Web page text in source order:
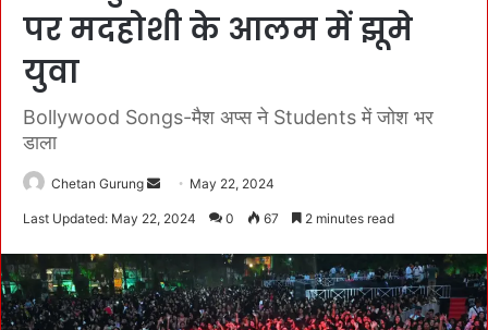
पर मदहोशी के आलम में झूमे
युवा
Bollywood Songs-मैश अप्स ने Students में जोश भर
डाला
Chetan Gurung
a
n
May 22, 2024
Last Updated: May 22, 2024 0 67 2 minutes read